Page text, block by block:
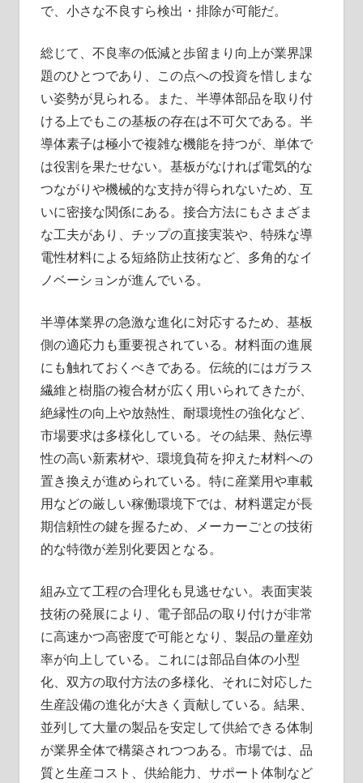
で、小さな不良すら検出・排除が可能だ。
総じて、不良率の低減と歩留まり向上が業界課
題のひとつであり、この点への投資を惜しまな
い姿勢が見られる。また、半導体部品を取り付
ける上でもこの基板の存在は不可欠である。半
導体素子は極小で複雑な機能を持つが、単体で
は役割を果たせない。基板がなければ電気的な
つながりや機械的な支持が得られないため、互
いに密接な関係にある。接合方法にもさまざま
な工夫があり、チップの直接実装や、特殊な導
電性材料による短絡防止技術など、多角的なイ
ノベーションが進んでいる。
半導体業界の急激な進化に対応するため、基板
側の適応力も重要視されている。材料面の進展
にも触れておくべきである。伝統的にはガラス
繊維と樹脂の複合材が広く用いられてきたが、
絶縁性の向上や放熱性、耐環境性の強化など、
市場要求は多様化している。その結果、熱伝導
性の高い新素材や、環境負荷を抑えた材料への
置き換えが進められている。特に産業用や車載
用などの厳しい稼働環境下では、材料選定が長
期信頼性の鍵を握るため、メーカーごとの技術
的な特徴が差別化要因となる。
組み立て工程の合理化も見逃せない。表面実装
技術の発展により、電子部品の取り付けが非常
に高速かつ高密度で可能となり、製品の量産効
率が向上している。これには部品自体の小型
化、双方の取付方法の多様化、それに対応した
生産設備の進化が大きく貢献している。結果、
並列して大量の製品を安定して供給できる体制
が業界全体で構築されつつある。市場では、品
質と生産コスト、供給能力、サポート体制など